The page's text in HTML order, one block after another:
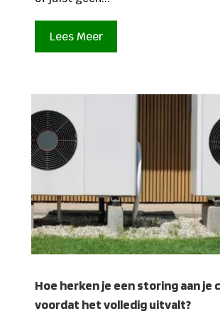
Lees Meer
Hoe herken je een storing aan je
voordat het volledig uitvalt?